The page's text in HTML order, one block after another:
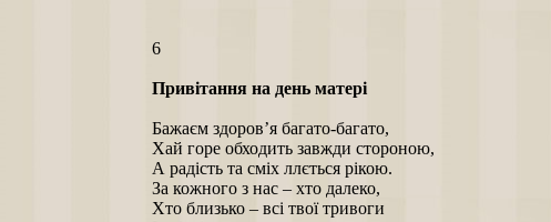
6
Привітання на день матері
Бажаєм здоров’я багато-багато,
Хай горе обходить завжди стороною,
А радість та сміх ллється рікою.
За кожного з нас – хто далеко,
Хто близько – всі твої тривоги